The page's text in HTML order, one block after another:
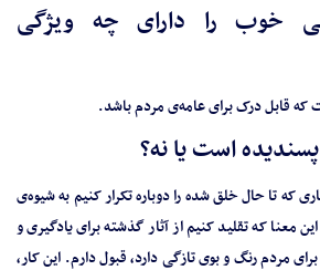
خوب را دارای چه ویژگی
که قابل درک برای عامه‌ی مردم باشد.
است یا نه؟
که تا حال خلق شده را دوباره تکرار کنیم به شیوه‌ی
معنا که تقلید کنیم از آثار گذشته برای یادگیری و
مردم رنگ و بوی تازگی دارد، قبول دارم. این کار،